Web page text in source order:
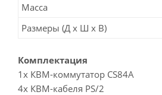
Масса
Размеры (Д х Ш х В)
Комплектация
1x КВМ-коммутатор CS84A
4x КВМ-кабеля PS/2